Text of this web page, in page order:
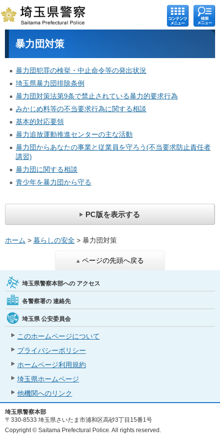
コンテ
ンツメ
ニュー
検索メ
ニュー
暴力団対策
暴力団犯罪の検挙・中止命令等の発出状況
埼玉県暴力団排除条例
暴力団対策法第9条で禁止されている暴力的要求行為
みかじめ料等の不当要求行為に関する相談
基本的対応要領
暴力追放運動推進センターの主な活動
暴力団からあなたの事業と従業員を守ろう(不当要求防止責任者
講習)
暴力団に関する相談
青少年を暴力団から守る
PC版を表示する
ホーム > 暮らしの安全 > 暴力団対策
ページの先頭へ戻る
埼玉県警察本部への アクセス
各警察署の 連絡先
埼玉県 公安委員会
このホームページについて
プライバシーポリシー
ホームページ利用規約
埼玉県ホームページ
他機関へのリンク
埼玉県警察本部
〒330-8533 埼玉県さいたま市浦和区高砂3丁目15番1号
Copyright © Saitama Prefectural Police. All rights reserved.